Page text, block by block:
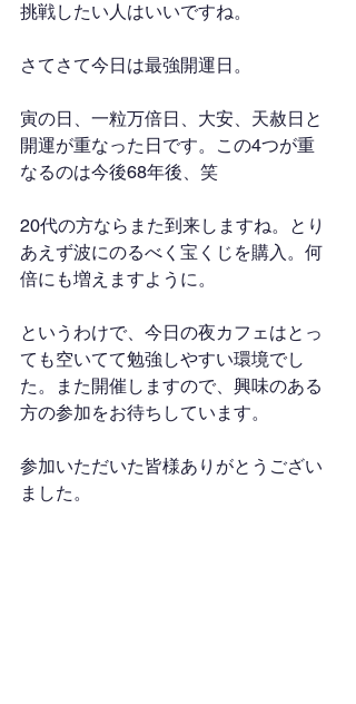
挑戦したい人はいいですね。
さてさて今日は最強開運日。
寅の日、一粒万倍日、大安、天赦日と
開運が重なった日です。この4つが重
なるのは今後68年後、笑
20代の方ならまた到来しますね。とり
あえず波にのるべく宝くじを購入。何
倍にも増えますように。
というわけで、今日の夜カフェはとっ
ても空いてて勉強しやすい環境でし
た。また開催しますので、興味のある
方の参加をお待ちしています。
参加いただいた皆様ありがとうござい
ました。